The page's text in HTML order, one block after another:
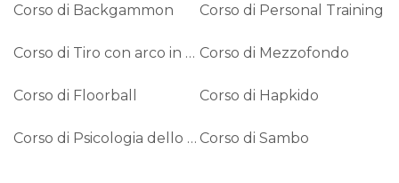
Corso di Backgammon Corso di Personal Training
Corso di Tiro con arco in costume Corso di Mezzofondo
Corso di Floorball Corso di Hapkido
Corso di Psicologia dello Sport Corso di Sambo